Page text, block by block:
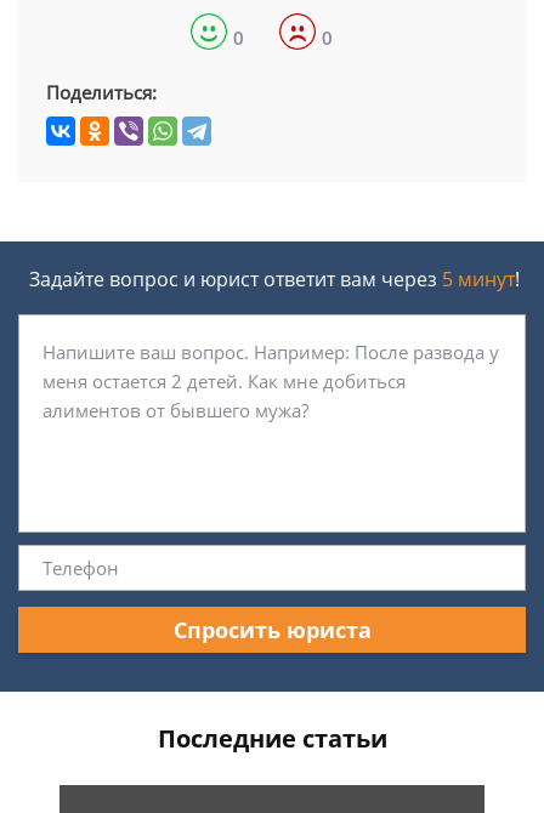
0 0
Поделиться:
Задайте вопрос и юрист ответит вам через 5 минут!
Спросить юриста
Последние статьи